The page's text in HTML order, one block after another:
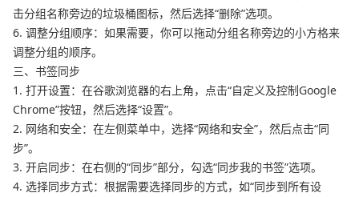
击分组名称旁边的垃圾桶图标，然后选择“删除”选项。
6. 调整分组顺序：如果需要，你可以拖动分组名称旁边的小方格来
调整分组的顺序。
三、书签同步
1. 打开设置：在谷歌浏览器的右上角，点击“自定义及控制Google
Chrome”按钮，然后选择“设置”。
2. 网络和安全：在左侧菜单中，选择“网络和安全”，然后点击“同
步”。
3. 开启同步：在右侧的“同步”部分，勾选“同步我的书签”选项。
4. 选择同步方式：根据需要选择同步的方式，如“同步到所有设